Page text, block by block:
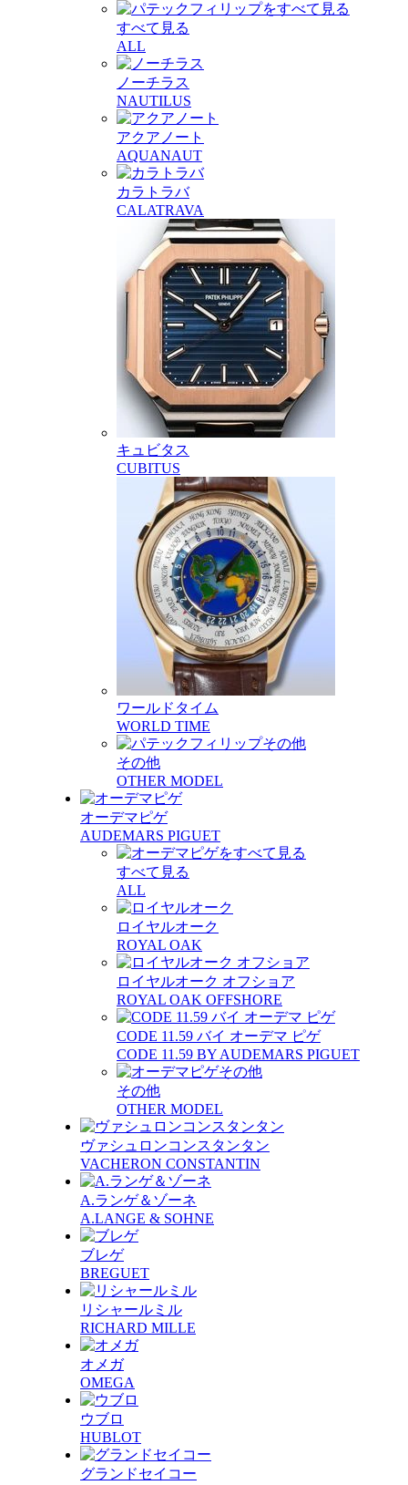
すべて見る
ALL
ノーチラス
NAUTILUS
アクアノート
AQUANAUT
カラトラバ
CALATRAVA
キュビタス
CUBITUS
ワールドタイム
WORLD TIME
その他
OTHER MODEL
オーデマピゲ
AUDEMARS PIGUET
すべて見る
ALL
ロイヤルオーク
ROYAL OAK
ロイヤルオーク オフショア
ROYAL OAK OFFSHORE
CODE 11.59 バイ オーデマ ピゲ
CODE 11.59 BY AUDEMARS PIGUET
その他
OTHER MODEL
ヴァシュロンコンスタンタン
VACHERON CONSTANTIN
A.ランゲ＆ゾーネ
A.LANGE & SOHNE
ブレゲ
BREGUET
リシャールミル
RICHARD MILLE
オメガ
OMEGA
ウブロ
HUBLOT
グランドセイコー